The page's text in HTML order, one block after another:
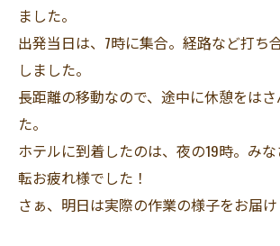
ました。
出発当日は、7時に集合。経路など打ち
しました。
長距離の移動なので、途中に休憩をは
た。
ホテルに到着したのは、夜の19時。み
転お疲れ様でした！
さぁ、明日は実際の作業の様子をお届け